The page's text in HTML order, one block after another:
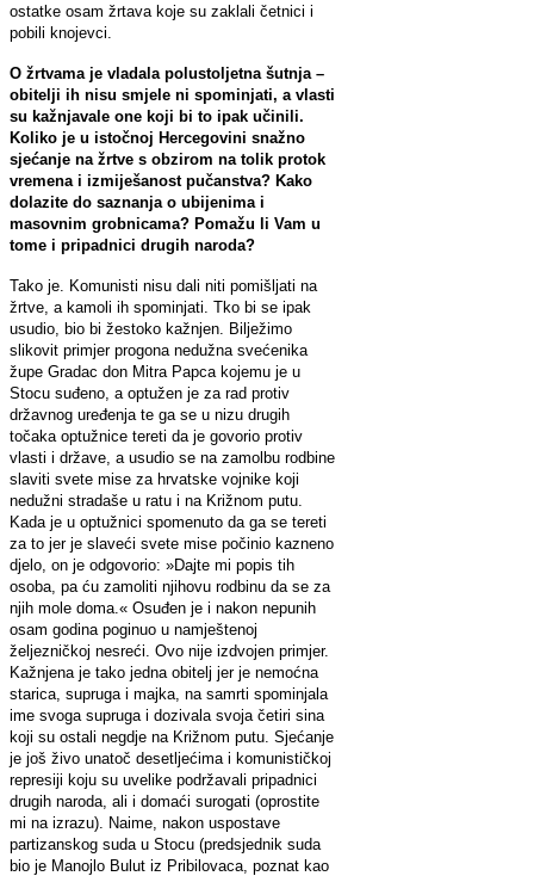
ostatke osam žrtava koje su zaklali četnici i
pobili knojevci.
O žrtvama je vladala polustoljetna šutnja –
obitelji ih nisu smjele ni spominjati, a vlasti
su kažnjavale one koji bi to ipak učinili.
Koliko je u istočnoj Hercegovini snažno
sjećanje na žrtve s obzirom na tolik protok
vremena i izmiješanost pučanstva? Kako
dolazite do saznanja o ubijenima i
masovnim grobnicama? Pomažu li Vam u
tome i pripadnici drugih naroda?
Tako je. Komunisti nisu dali niti pomišljati na
žrtve, a kamoli ih spominjati. Tko bi se ipak
usudio, bio bi žestoko kažnjen. Bilježimo
slikovit primjer progona nedužna svećenika
župe Gradac don Mitra Papca kojemu je u
Stocu suđeno, a optužen je za rad protiv
državnog uređenja te ga se u nizu drugih
točaka optužnice tereti da je govorio protiv
vlasti i države, a usudio se na zamolbu rodbine
slaviti svete mise za hrvatske vojnike koji
nedužni stradaše u ratu i na Križnom putu.
Kada je u optužnici spomenuto da ga se tereti
za to jer je slaveći svete mise počinio kazneno
djelo, on je odgovorio: »Dajte mi popis tih
osoba, pa ću zamoliti njihovu rodbinu da se za
njih mole doma.« Osuđen je i nakon nepunih
osam godina poginuo u namještenoj
željezničkoj nesreći. Ovo nije izdvojen primjer.
Kažnjena je tako jedna obitelj jer je nemoćna
starica, supruga i majka, na samrti spominjala
ime svoga supruga i dozivala svoja četiri sina
koji su ostali negdje na Križnom putu. Sjećanje
je još živo unatoč desetljećima i komunističkoj
represiji koju su uvelike podržavali pripadnici
drugih naroda, ali i domaći surogati (oprostite
mi na izrazu). Naime, nakon uspostave
partizanskog suda u Stocu (predsjednik suda
bio je Manojlo Bulut iz Pribilovaca, poznat kao